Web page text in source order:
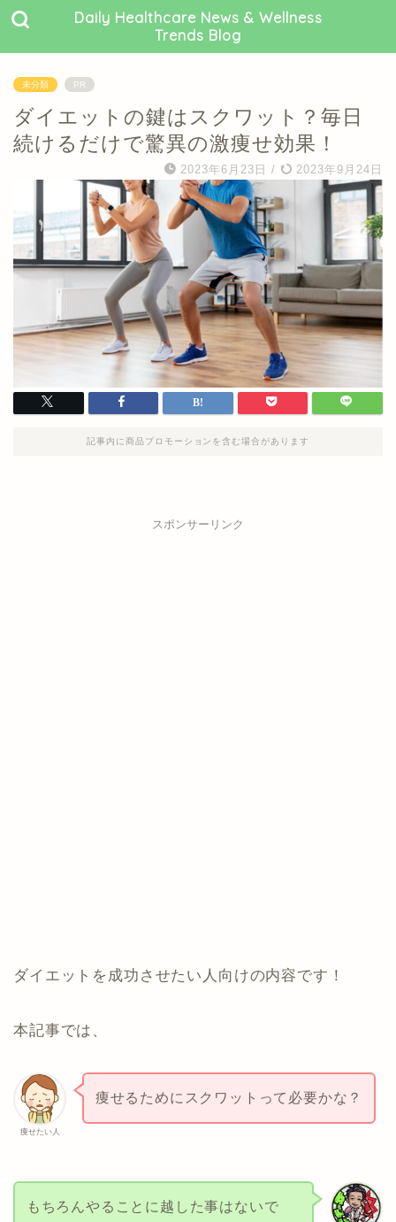
Daily Healthcare News & Wellness
Trends Blog
未分類 PR
ダイエットの鍵はスクワット？毎日
続けるだけで驚異の激痩せ効果！
2023年6月23日 / 2023年9月24日
記事内に商品プロモーションを含む場合があります
スポンサーリンク
ダイエットを成功させたい人向けの内容です！
本記事では、
痩せたい人
痩せるためにスクワットって必要かな？
もちろんやることに越した事はないで